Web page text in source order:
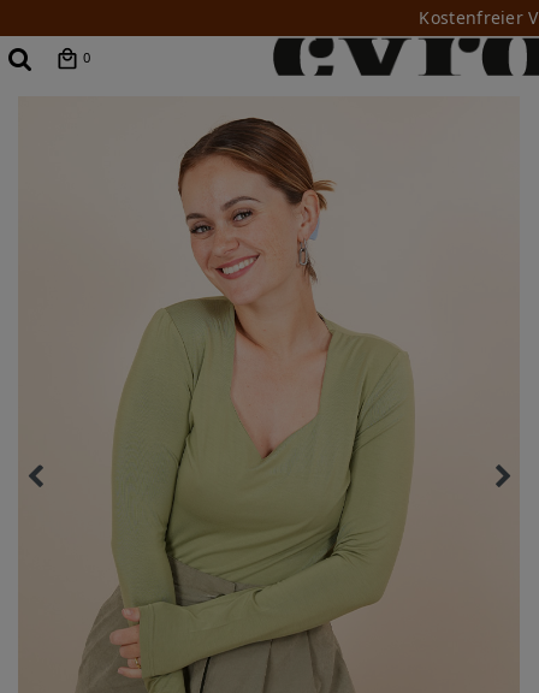
Kostenfreier
0